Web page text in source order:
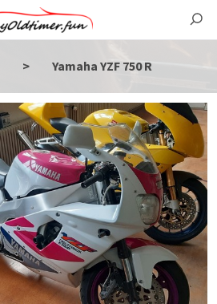
> Yamaha YZF 750 R